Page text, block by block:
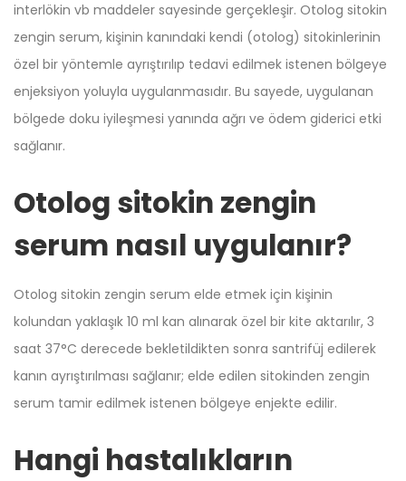
interlökin vb maddeler sayesinde gerçekleşir. Otolog sitokin
zengin serum, kişinin kanındaki kendi (otolog) sitokinlerinin
özel bir yöntemle ayrıştırılıp tedavi edilmek istenen bölgeye
enjeksiyon yoluyla uygulanmasıdır. Bu sayede, uygulanan
bölgede doku iyileşmesi yanında ağrı ve ödem giderici etki
sağlanır.
Otolog sitokin zengin
serum nasıl uygulanır?
Otolog sitokin zengin serum elde etmek için kişinin
kolundan yaklaşık 10 ml kan alınarak özel bir kite aktarılır, 3
saat 37°C derecede bekletildikten sonra santrifüj edilerek
kanın ayrıştırılması sağlanır; elde edilen sitokinden zengin
serum tamir edilmek istenen bölgeye enjekte edilir.
Hangi hastalıkların